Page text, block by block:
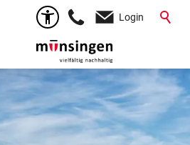
Login